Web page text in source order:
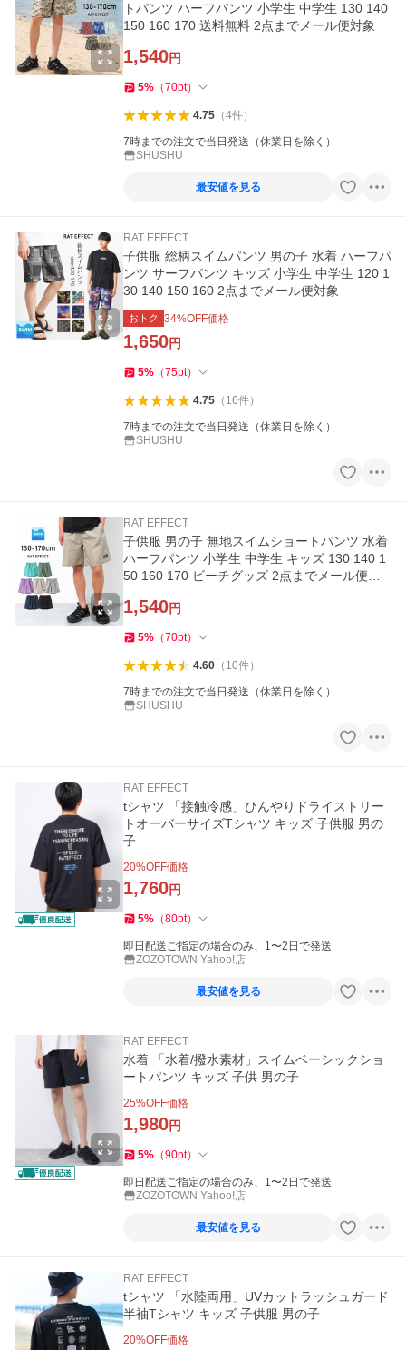
トパンツ ハーフパンツ 小学生 中学生 130 140
150 160 170 送料無料 2点までメール便対象
1,540円
5% （70pt）
4.75（4件）
7時までの注文で当日発送（休業日を除く）
SHUSHU
最安値を見る
RAT EFFECT
子供服 総柄スイムパンツ 男の子 水着 ハーフパ
ンツ サーフパンツ キッズ 小学生 中学生 120 1
30 140 150 160 2点までメール便対象
おトク 34%OFF価格
1,650円
5% （75pt）
4.75（ 16件）
7時までの注文で当日発送（休業日を除く）
SHUSHU
RAT EFFECT
子供服 男の子 無地スイムショートパンツ 水着
ハーフパンツ 小学生 中学生 キッズ 130 140 1
50 160 170 ビーチグッズ 2点までメール便対
1,540円
5% （70pt）
4.60（ 10件）
7時までの注文で当日発送（休業日を除く）
SHUSHU
RAT EFFECT
tシャツ 「接触冷感」ひんやりドライストリー
トオーバーサイズTシャツ キッズ 子供服 男の
子
20%OFF価格
1,760円
5% （80pt）
即日配送ご指定の場合のみ、1〜2日で発送
ZOZOTOWN Yahoo!店
最安値を見る
RAT EFFECT
水着 「水着/撥水素材」スイムベーシックショ
ートパンツ キッズ 子供 男の子
25%OFF価格
1,980円
5% （90pt）
即日配送ご指定の場合のみ、1〜2日で発送
ZOZOTOWN Yahoo!店
最安値を見る
RAT EFFECT
tシャツ 「水陸両用」UVカットラッシュガード
半袖Tシャツ キッズ 子供服 男の子
20%OFF価格